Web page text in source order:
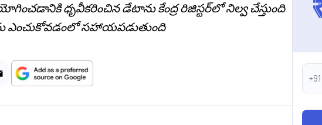
ధృవీకరించిన డేటాను కేంద్ర రిజిస్టర్‌లో నిల్వ చేస్తుంది
ఎంచుకోవడంలో సహాయపడుతుంది
+91